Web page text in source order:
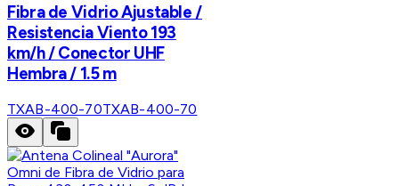
Fibra de Vidrio Ajustable /
Resistencia Viento 193
km/h / Conector UHF
Hembra / 1.5 m
TXAB-400-70TXAB-400-70